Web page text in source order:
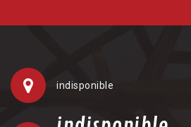
indisponible